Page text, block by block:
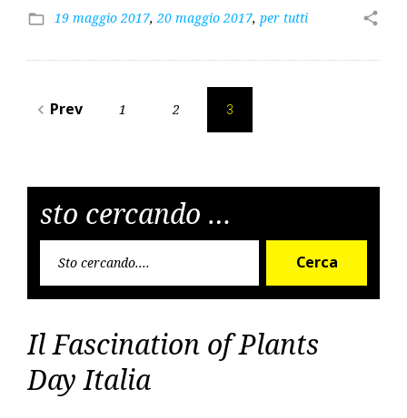
folder_open 19 maggio 2017,20 maggio 2017, per tutti share
Paginazione
navigate_before Prev 1 2 3
sto cercando …
Cerca
Il Fascination of Plants
Day Italia